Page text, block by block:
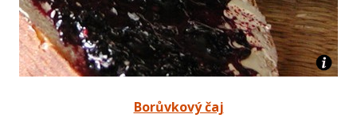
Borůvkový čaj